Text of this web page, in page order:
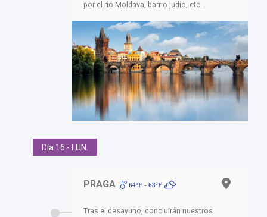
por el río Moldava, barrio judío, etc...
Día 16 - LUN.
PRAGA 64ºF - 68ºF
Tras el desayuno, concluirán nuestros